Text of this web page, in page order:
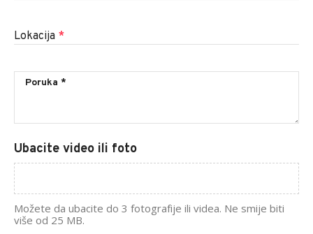
Lokacija *
Ubacite video ili foto
Možete da ubacite do 3 fotografije ili videa. Ne smije biti
više od 25 MB.